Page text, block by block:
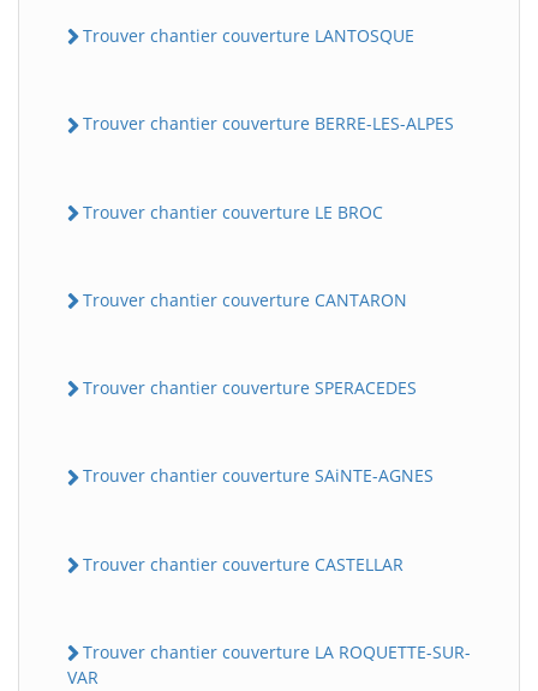
Trouver chantier couverture LANTOSQUE
Trouver chantier couverture BERRE-LES-ALPES
Trouver chantier couverture LE BROC
Trouver chantier couverture CANTARON
Trouver chantier couverture SPERACEDES
Trouver chantier couverture SAiNTE-AGNES
Trouver chantier couverture CASTELLAR
Trouver chantier couverture LA ROQUETTE-SUR-
VAR